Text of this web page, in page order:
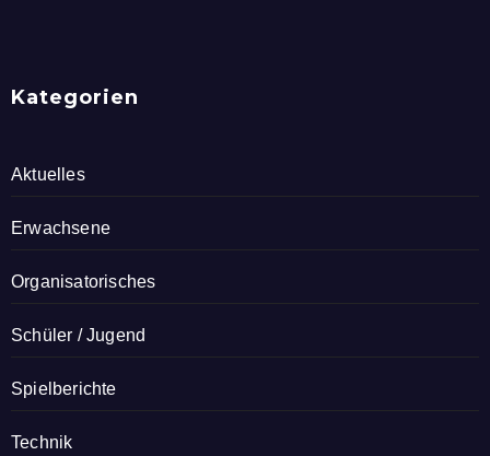
Kategorien
Aktuelles
Erwachsene
Organisatorisches
Schüler / Jugend
Spielberichte
Technik